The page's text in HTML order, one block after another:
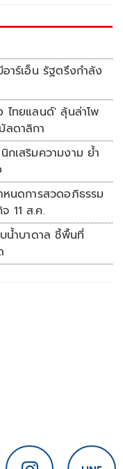
ฐตรึงกำลัง
ไทยแลนด์' ลุ้นล่าโพ
ลดาลิกา
กเสริมความงาม ย้ำ
นดการสวดอภิธรรม
11 ส.ค.
น้ำบาดาล ชี้พื้นที่